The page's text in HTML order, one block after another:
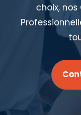
choix,